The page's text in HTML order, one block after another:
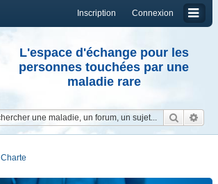
Connexion
Inscription
L'espace d'échange pour les
personnes touchées par une
maladie rare
Charte